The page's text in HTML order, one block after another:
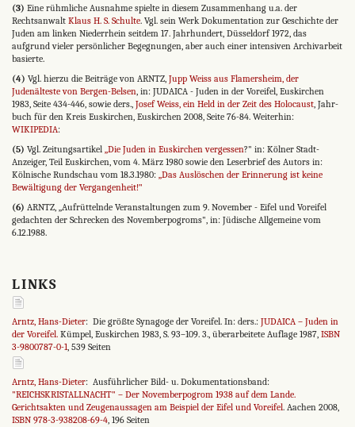
(3) Eine rühmliche Ausnahme spielte in diesem Zusammenhang u.a. der
Rechtsanwalt Klaus H. S. Schulte. Vgl. sein Werk Dokumentation zur Geschichte der
Juden am linken Niederrhein seitdem 17. Jahrhundert, Düsseldorf 1972, das
aufgrund vieler persönlicher Begegnungen, aber auch einer intensiven Archiv­arbeit
basierte.
(4) Vgl. hierzu die Beiträge von ARNTZ, Jupp Weiss aus Flamersheim, der
Judenälteste von Bergen-Belsen, in: JUDAICA - Ju­den in der Voreifel, Euskirchen
1983, Seite 434-446, sowie ders., Josef Weiss, ein Held in der Zeit des Holocaust, Jahr­
buch für den Kreis Euskirchen, Euskirchen 2008, Seite 76-84. Weiterhin:
WIKIPEDIA:
(5) Vgl. Zeitungsartikel „Die Juden in Euskirchen vergessen?" in: Kölner Stadt-
Anzeiger, Teil Euskirchen, vom 4. März 1980 sowie den Leserbrief des Autors in:
Kölnische Rundschau vom 18.3.1980: „Das Auslöschen der Erinnerung ist keine
Bewältigung der Vergangenheit!"
(6) ARNTZ, „Aufrüttelnde Veranstaltungen zum 9. November - Eifel und Voreifel
gedachten der Schrecken des Novemberpogroms", in: Jüdische Allgemeine vom
6.12.1988.
LINKS
Arntz, Hans-Dieter: Die größte Synagoge der Voreifel. In: ders.: JUDAICA – Juden in
der Voreifel. Kümpel, Euskirchen 1983, S. 93–109. 3., überarbeitete Auflage 1987, ISBN
3-9800787-0-1, 539 Seiten
Arntz, Hans-Dieter: Ausführlicher Bild- u. Dokumentationsband:
"REICHSKRISTALLNACHT" – Der Novemberpogrom 1938 auf dem Lande.
Gerichtsakten und Zeugenaussagen am Beispiel der Eifel und Voreifel. Aachen 2008,
ISBN 978-3-938208-69-4, 196 Seiten